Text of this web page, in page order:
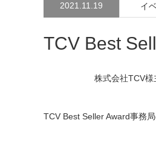
2021.11.19 イ
TCV Best
株式会社TCV様
TCV Best Seller Award事務